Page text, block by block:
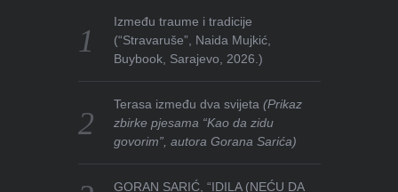
Između traume i tradicije
(“Stravaruše”, Naida Mujkić,
Buybook, Sarajevo, 2026.)
Terasa između dva svijeta(Prikaz
zbirke pjesama “Kao da zidu
govorim”, autora Gorana Sarića)
GORAN SARIĆ, “IDILA (NEĆU DA